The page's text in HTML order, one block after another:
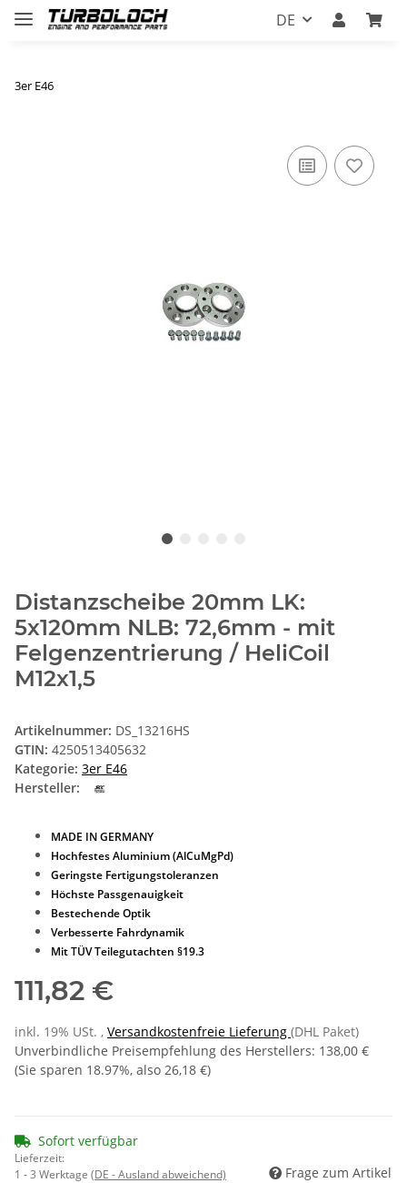
DE
3er E46
Distanzscheibe 20mm LK:
5x120mm NLB: 72,6mm - mit
Felgenzentrierung / HeliCoil
M12x1,5
Artikelnummer: DS_13216HS
GTIN: 4250513405632
Kategorie: 3er E46
Hersteller:
MADE IN GERMANY
Hochfestes Aluminium (AlCuMgPd)
Geringste Fertigungstoleranzen
Höchste Passgenauigkeit
Bestechende Optik
Verbesserte Fahrdynamik
Mit TÜV Teilegutachten §19.3
111,82 €
inkl. 19% USt. , Versandkostenfreie Lieferung (DHL Paket)
Unverbindliche Preisempfehlung des Herstellers: 138,00 €
(Sie sparen 18.97%, also 26,18 €)
Sofort verfügbar
Lieferzeit:
1 - 3 Werktage (DE - Ausland abweichend) Frage zum Artikel